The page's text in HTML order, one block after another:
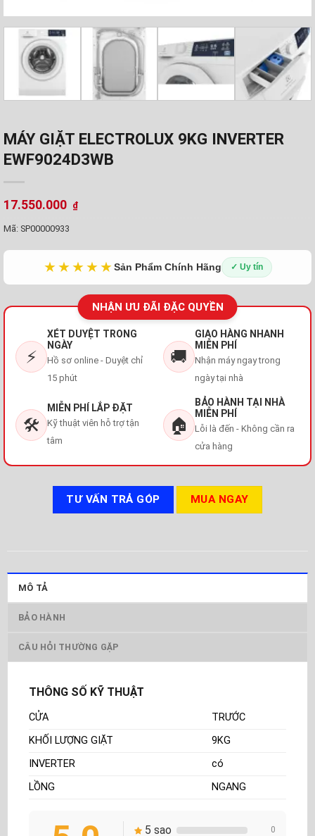
MÁY GIẶT ELECTROLUX 9KG INVERTER
EWF9024D3WB
17.550.000 ₫
Mã: SP00000933
★★★★★Sản Phẩm Chính Hãng ✓ Uy tín
NHẬN ƯU ĐÃI ĐẶC QUYỀN
⚡
XÉT DUYỆT TRONG
NGÀY
Hồ sơ online - Duyệt chỉ
15 phút
🚚
GIAO HÀNG NHANH
MIỄN PHÍ
Nhận máy ngay trong
ngày tại nhà
🛠️
MIỄN PHÍ LẮP ĐẶT
Kỹ thuật viên hỗ trợ tận
tâm
🏠
BẢO HÀNH TẠI NHÀ
MIỄN PHÍ
Lỗi là đến - Không cần ra
cửa hàng
TƯ VẤN TRẢ GÓP MUA NGAY
MÔ TẢ
BẢO HÀNH
CÂU HỎI THƯỜNG GẶP
THÔNG SỐ KỸ THUẬT
CỬA
TRƯỚC
KHỐI LƯỢNG GIẶT
9KG
INVERTER
có
LỒNG
NGANG
5 sao 0